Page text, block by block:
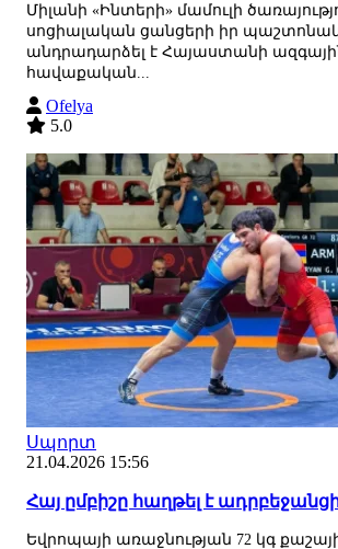
Միլանի «Ինտերի» մամուլի
սոցիալական ցանցերի իր
անդրադարձել է Հայաստանի
հավաքական...
Ofelya
5.0
Սպորտ
21.04.2026 15:56
Հայ ըմբիշը հաղթել է
Եվրոպայի առաջնության 72 կգ